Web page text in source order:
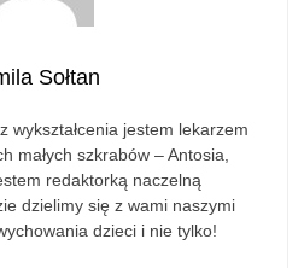
Sołtan
wykształcenia jestem lekarzem
małych szkrabów – Antosia,
redaktorką naczelną
dzielimy się z wami naszymi
dzieci i nie tylko!